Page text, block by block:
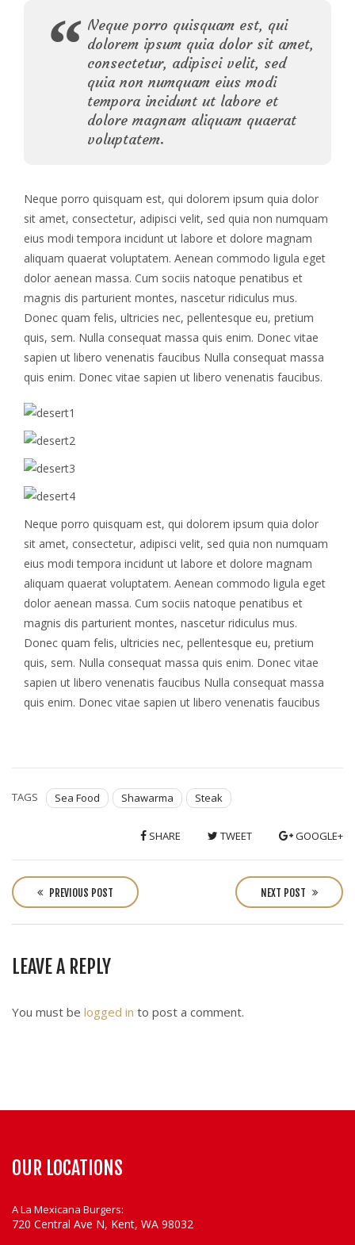
Neque porro quisquam est, qui
dolorem ipsum quia dolor sit amet,
consectetur, adipisci velit, sed
quia non numquam eius modi
tempora incidunt ut labore et
dolore magnam aliquam quaerat
voluptatem.
Neque porro quisquam est, qui dolorem ipsum quia dolor
sit amet, consectetur, adipisci velit, sed quia non numquam
eius modi tempora incidunt ut labore et dolore magnam
aliquam quaerat voluptatem. Aenean commodo ligula eget
dolor aenean massa. Cum sociis natoque penatibus et
magnis dis parturient montes, nascetur ridiculus mus.
Donec quam felis, ultricies nec, pellentesque eu, pretium
quis, sem. Nulla consequat massa quis enim. Donec vitae
sapien ut libero venenatis faucibus Nulla consequat massa
quis enim. Donec vitae sapien ut libero venenatis faucibus.
Neque porro quisquam est, qui dolorem ipsum quia dolor
sit amet, consectetur, adipisci velit, sed quia non numquam
eius modi tempora incidunt ut labore et dolore magnam
aliquam quaerat voluptatem. Aenean commodo ligula eget
dolor aenean massa. Cum sociis natoque penatibus et
magnis dis parturient montes, nascetur ridiculus mus.
Donec quam felis, ultricies nec, pellentesque eu, pretium
quis, sem. Nulla consequat massa quis enim. Donec vitae
sapien ut libero venenatis faucibus Nulla consequat massa
quis enim. Donec vitae sapien ut libero venenatis faucibus
TAGS Sea Food Shawarma Steak
SHARE TWEET GOOGLE+
o
s
t
n
a
i
o
PREVIOUS POST NEXT POST
LEAVE A REPLY
You must be logged in to post a comment.
OUR LOCATIONS
A La Mexicana Burgers:
720 Central Ave N, Kent, WA 98032